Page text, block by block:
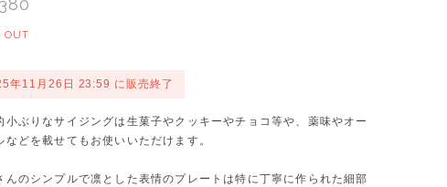
OUT
年11月26日 23:59 に販売終了
小ぶりなサイジングは生菓子やクッキーやチョコ等や、薬味やオー
などを載せてもお使いいただけます。
んのシンプルで凛とした表情のプレートは特に丁寧に作られた細部